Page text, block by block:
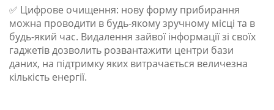
✅ Цифрове очищення: нову форму прибирання
можна проводити в будь-якому зручному місці та в
будь-який час. Видалення зайвої інформації зі своїх
гаджетів дозволить розвантажити центри бази
даних, на підтримку яких витрачається величезна
кількість енергії.